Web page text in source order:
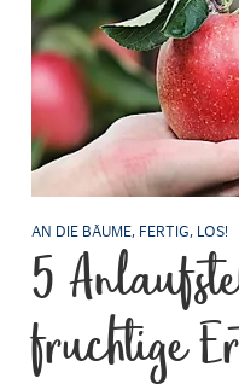
AN DIE BÄUME, FERTIG, LOS!
5
fruchtige